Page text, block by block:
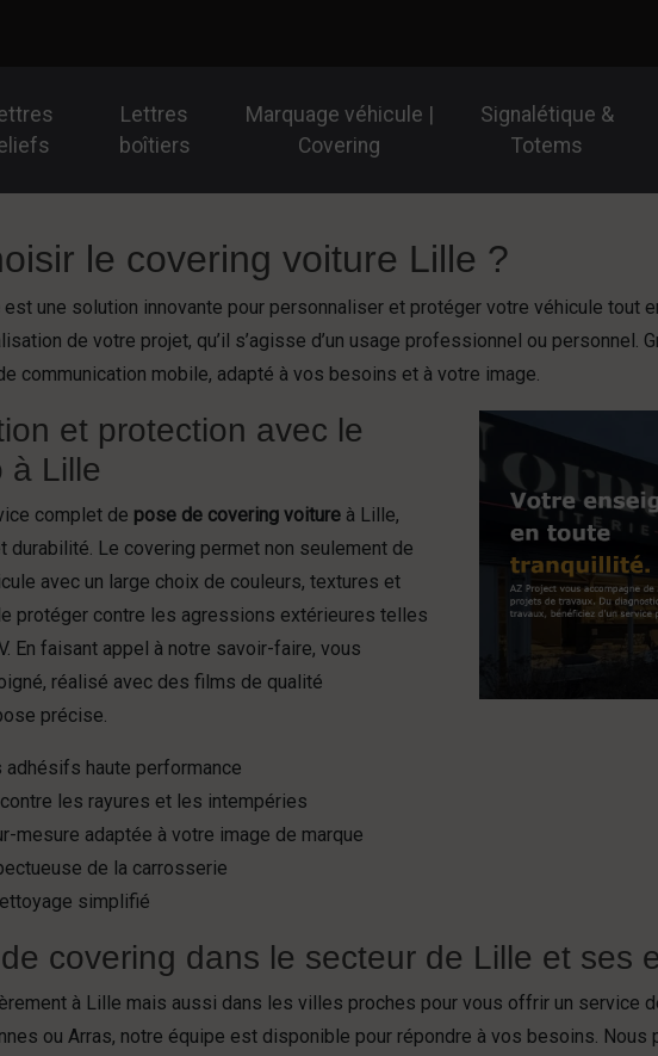
Lettres
boîtiers
Marquage véhicule |
Covering
Signalétique &
Totems
le covering voiture Lille ?
est une solution innovante pour personnaliser et protéger votre véhicule tout
de votre projet, qu’il s’agisse d’un usage professionnel ou
communication mobile, adapté à vos besoins et à votre image.
et protection avec le
à Lille
complet de pose de covering voiture à Lille,
durabilité. Le covering permet non seulement de
avec un large choix de couleurs, textures et
protéger contre les agressions extérieures telles
En faisant appel à notre savoir-faire, vous
réalisé avec des films de qualité
précise.
adhésifs haute performance
les rayures et les intempéries
mesure adaptée à votre image de marque
de la carrosserie
simplifié
covering dans le secteur de Lille et ses
à Lille mais aussi dans les villes proches pour vous offrir un service
ou Arras, notre équipe est disponible pour répondre à vos besoins.